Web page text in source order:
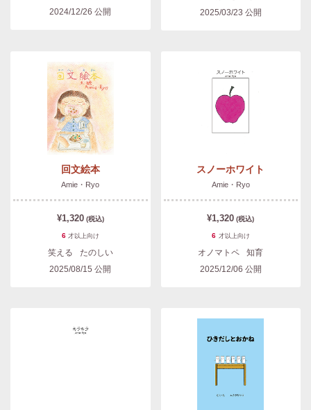
2024/12/26 公開
2025/03/23 公開
回文絵本
Amie・Ryo
¥1,320 (税込)
6 才以上向け
笑える
たのしい
2025/08/15 公開
スノーホワイト
Amie・Ryo
¥1,320 (税込)
6 才以上向け
オノマトペ
知育
2025/12/06 公開